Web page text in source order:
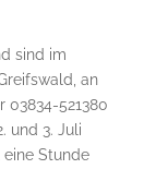
sind im
an
521380
und 3. Juli
Stunde